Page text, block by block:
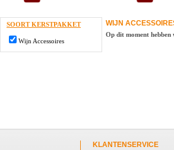
SOORT KERSTPAKKET
Wijn Accessoires
WIJN
Op dit moment hebben
KLANTENSERVICE